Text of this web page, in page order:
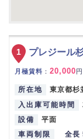
プレジール
月極賃料 ： 20,000円
所在地
東京都杉
入出庫可能時間
設備
平面
車両制限
全長
1